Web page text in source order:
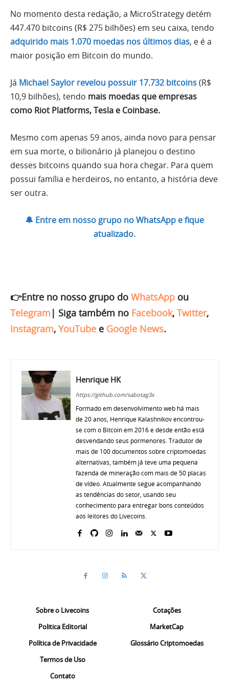
No momento desta redação, a MicroStrategy detém
447.470 bitcoins (R$ 275 bilhões) em seu caixa, tendo
adquirido mais 1.070 moedas nos últimos dias, e é a
maior posição em Bitcoin do mundo.
Já Michael Saylor revelou possuir 17.732 bitcoins(R$
10,9 bilhões), tendo mais moedas que empresas
como Riot Platforms, Tesla e Coinbase.
Mesmo com apenas 59 anos, ainda novo para pensar
em sua morte, o bilionário já planejou o destino
desses bitcoins quando sua hora chegar. Para quem
possui família e herdeiros, no entanto, a história deve
ser outra.
🔔 Entre em nosso grupo no WhatsApp e fique
atualizado.
👉Entre no nosso grupo do WhatsApp ou
Telegram | Siga também no Facebook, Twitter,
Instagram, YouTube e Google News.
Henrique HK
https://github.com/sabotag3x
Formado em desenvolvimento web há mais
de 20 anos, Henrique Kalashnikov encontrou-
se com o Bitcoin em 2016 e desde então está
desvendando seus pormenores. Tradutor de
mais de 100 documentos sobre criptomoedas
alternativas, também já teve uma pequena
fazenda de mineração com mais de 50 placas
de vídeo. Atualmente segue acompanhando
as tendências do setor, usando seu
conhecimento para entregar bons conteúdos
aos leitores do Livecoins.
Sobre o Livecoins
Politica Editorial
Política de Privacidade
Termos de Uso
Contato
Cotações
MarketCap
Glossário Criptomoedas